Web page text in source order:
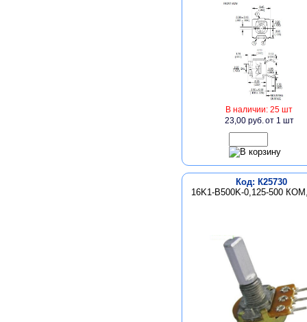
В наличии: 25 шт
23,00 руб.от 1 шт
Код: К25730
16K1-B500K-0,125-500